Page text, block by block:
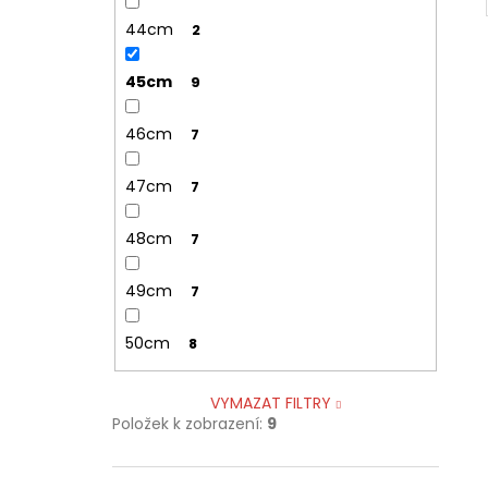
44cm 2
45cm 9
46cm 7
47cm 7
48cm 7
49cm 7
50cm 8
VYMAZAT FILTRY
Položek k zobrazení: 9